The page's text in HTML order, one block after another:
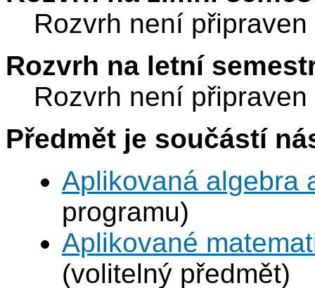
Rozvrh není připraven
Rozvrh na letní
Rozvrh není připraven
Předmět je součástí
Aplikovaná algebra
programu)
Aplikované
(volitelný předmět)